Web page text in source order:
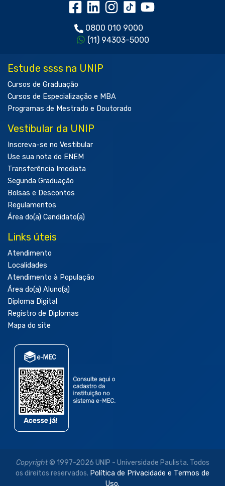
0800 010 9000
(11) 94303-5000
Estude ssss na UNIP
Cursos de Graduação
Cursos de Especialização e MBA
Programas de Mestrado e Doutorado
Vestibular da UNIP
Inscreva-se no Vestibular
Use sua nota do ENEM
Transferência Imediata
Segunda Graduação
Bolsas e Descontos
Regulamentos
Área do(a) Candidato(a)
Links úteis
Atendimento
Localidades
Atendimento à População
Área do(a) Aluno(a)
Diploma Digital
Registro de Diplomas
Mapa do site
Copyright© 1997-2026 UNIP - Universidade Paulista. Todos
os direitos reservados. Política de Privacidade e Termos de
Uso.